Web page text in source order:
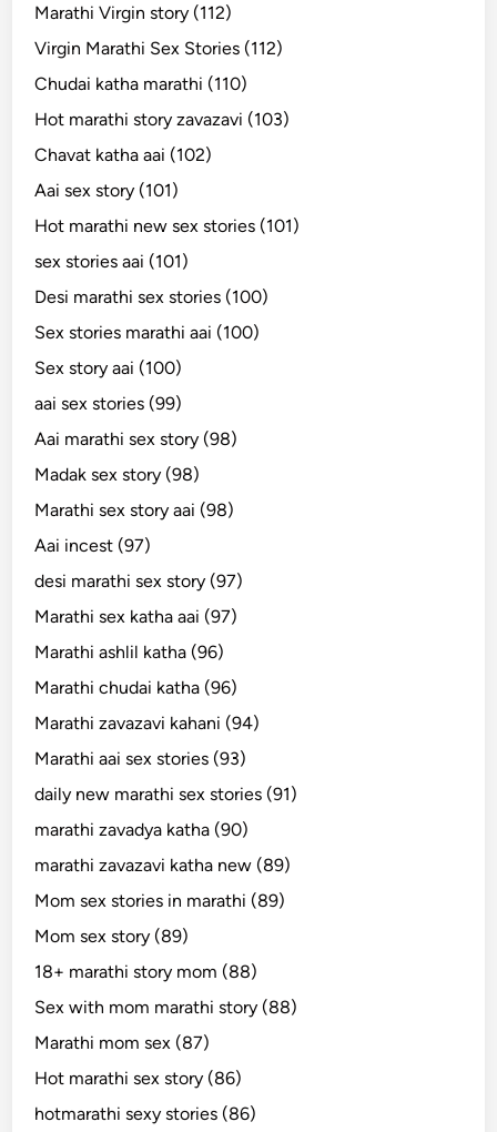
Marathi Virgin story (112)
Virgin Marathi Sex Stories (112)
Chudai katha marathi (110)
Hot marathi story zavazavi (103)
Chavat katha aai (102)
Aai sex story (101)
Hot marathi new sex stories (101)
sex stories aai (101)
Desi marathi sex stories (100)
Sex stories marathi aai (100)
Sex story aai (100)
aai sex stories (99)
Aai marathi sex story (98)
Madak sex story (98)
Marathi sex story aai (98)
Aai incest (97)
desi marathi sex story (97)
Marathi sex katha aai (97)
Marathi ashlil katha (96)
Marathi chudai katha (96)
Marathi zavazavi kahani (94)
Marathi aai sex stories (93)
daily new marathi sex stories (91)
marathi zavadya katha (90)
marathi zavazavi katha new (89)
Mom sex stories in marathi (89)
Mom sex story (89)
18+ marathi story mom (88)
Sex with mom marathi story (88)
Marathi mom sex (87)
Hot marathi sex story (86)
hotmarathi sexy stories (86)